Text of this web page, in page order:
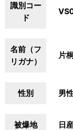
識別コー
ド
名前（フ
リガナ）
片
性別 男
被爆地 日